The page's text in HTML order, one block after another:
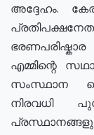
അദ്ദേഹം.
എമ്മിന്റെ
സംസ്ഥാന
നിരവധി